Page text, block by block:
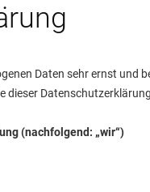
Daten sehr ernst
dieser
(nachfolgend: „wir“)